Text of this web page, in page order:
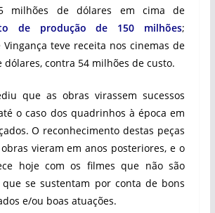
milhões de dólares em cima de
de produção de 150 milhões;
teve receita nos cinemas de
dólares, contra 54 milhões de custo.
que as obras virassem sucessos
o caso dos quadrinhos à época em
O reconhecimento destas peças
vieram em anos posteriores, e o
hoje com os filmes que não são
que se sustentam por conta de bons
e/ou boas atuações.